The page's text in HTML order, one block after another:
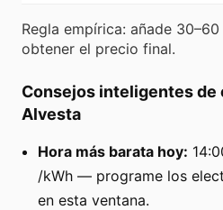
Regla empírica: añade
obtener el precio final.
Consejos inteligentes de
Alvesta
Hora más barata hoy:
/kWh — programe los
en esta ventana.